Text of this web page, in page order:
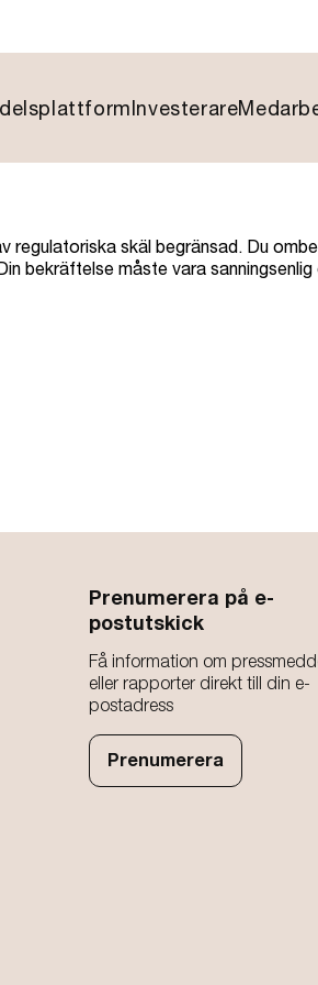
Investerare
regulatoriska skäl begränsad. Du
bekräftelse måste vara
Prenumerera på e-
postutskick
Få information om
eller rapporter direkt till din e-
postadress
Prenumerera